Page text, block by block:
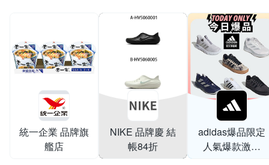
統一企業 品牌旗
艦店
NIKE 品牌慶 結
帳84折
adidas爆品限定
人氣爆款激降